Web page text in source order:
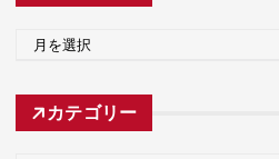
カ
カテゴリー